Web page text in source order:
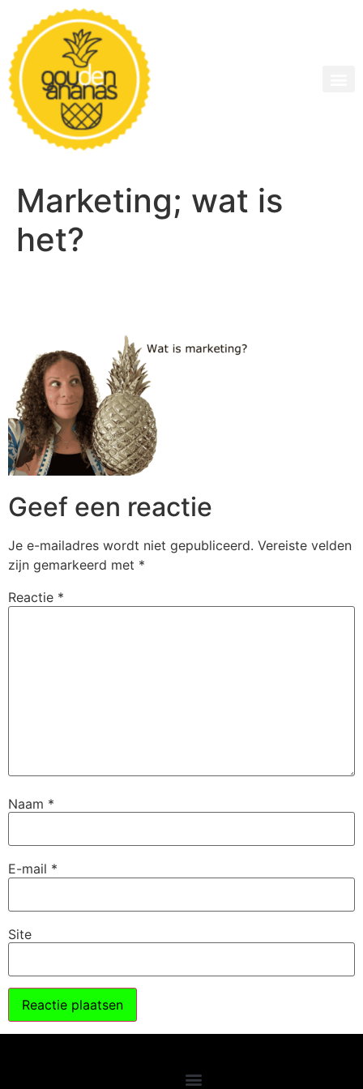
Marketing; wat is
het?
Geef een reactie
Je e-mailadres wordt niet gepubliceerd. Vereiste velden
zijn gemarkeerd met *
Reactie *
Naam *
E-mail *
Site